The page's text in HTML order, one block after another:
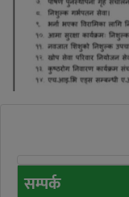
सम्पर्क